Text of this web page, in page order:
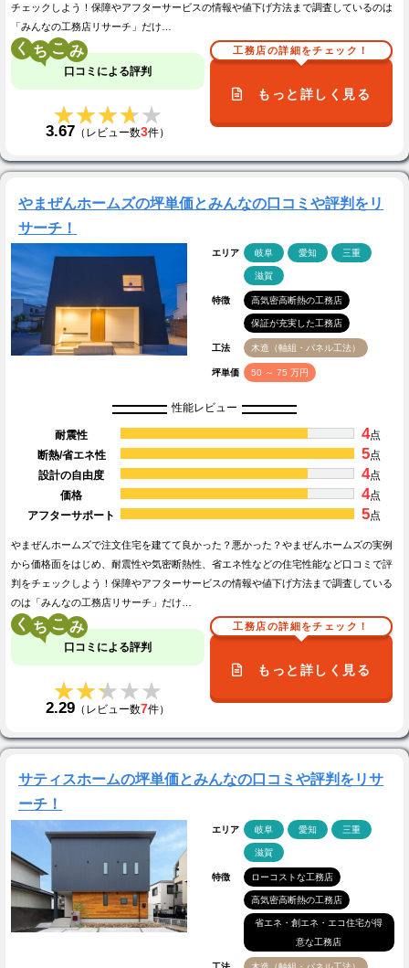
チェックしよう！保障やアフターサービスの情報や値下げ方法まで調査しているのは
「みんなの工務店リサーチ」だけ…
く こ
口コミによる評判
★★★★★
★★★★★
3.67 （レビュー数3件）
工務店の詳細をチェック！
もっと詳しく見る
やまぜんホームズの坪単価とみんなの口コミや評判をリ
サーチ！
エリア 岐阜 愛知 三重
滋賀
特徴 高気密高断熱の工務店
保証が充実した工務店
工法 木造（軸組・パネル工法）
坪単価 50 ～ 75 万円
性能レビュー
耐震性 4点
断熱/省エネ性
5点
設計の自由度
4点
価格
4点
アフターサポート
5点
やまぜんホームズで注文住宅を建てて良かった？悪かった？やまぜんホームズの実例
から価格面をはじめ、耐震性や気密断熱性、省エネ性などの住宅性能など口コミで評
判をチェックしよう！保障やアフターサービスの情報や値下げ方法まで調査している
のは「みんなの工務店リサーチ」だけ…
く こ
口コミによる評判
★★★★★
★★★★★
2.29 （レビュー数7件）
工務店の詳細をチェック！
もっと詳しく見る
サティスホームの坪単価とみんなの口コミや評判をリサ
ーチ！
エリア 岐阜 愛知 三重
滋賀
特徴 ローコストな工務店
高気密高断熱の工務店
省エネ・創エネ・エコ住宅が得
意な工務店